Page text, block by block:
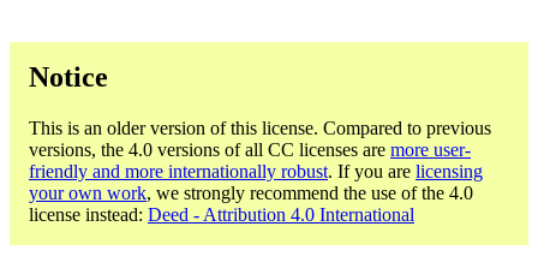
Notice
This is an older version of this license. Compared to previous
versions, the 4.0 versions of all CC licenses are more user-
friendly and more internationally robust. If you are licensing
your own work, we strongly recommend the use of the 4.0
license instead: Deed - Attribution 4.0 International